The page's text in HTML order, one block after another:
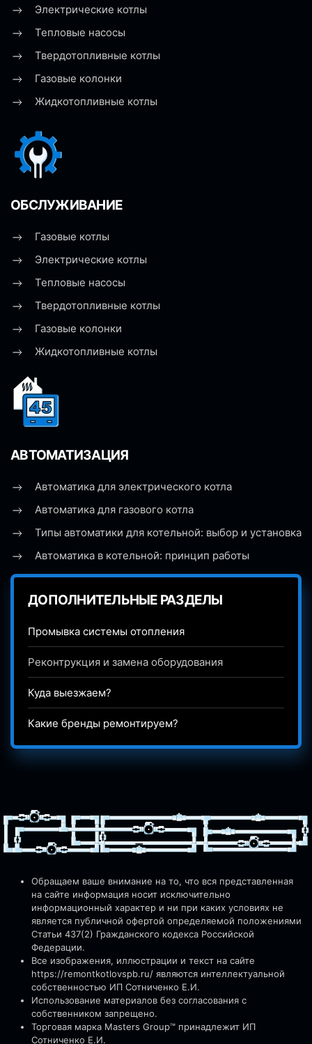
Электрические котлы
Тепловые насосы
Твердотопливные котлы
Газовые колонки
Жидкотопливные котлы
ОБСЛУЖИВАНИЕ
Газовые котлы
Электрические котлы
Тепловые насосы
Твердотопливные котлы
Газовые колонки
Жидкотопливные котлы
АВТОМАТИЗАЦИЯ
Автоматика для электрического котла
Автоматика для газового котла
Типы автоматики для котельной: выбор и установка
Автоматика в котельной: принцип работы
ДОПОЛНИТЕЛЬНЫЕ РАЗДЕЛЫ
Промывка системы отопления
Реконтрукция и замена оборудования
Куда выезжаем?
Какие бренды ремонтируем?
Обращаем ваше внимание на то, что вся представленная
на сайте информация носит исключительно
информационный характер и ни при каких условиях не
является публичной офертой определяемой положениями
Статьи 437(2) Гражданского кодекса Российской
Федерации.
Все изображения, иллюстрации и текст на сайте
https://remontkotlovspb.ru/ являются интеллектуальной
собственностью ИП Сотниченко Е.И.
Использование материалов без согласования с
собственником запрещено.
Торговая марка Masters Group™ принадлежит ИП
Сотниченко Е.И.